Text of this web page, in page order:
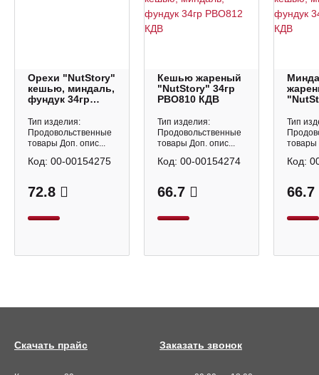
Орехи "NutStory"
кешью, миндаль,
фундук 34гр
Тип изделия:
Продовольственные
товары Доп. опис...
72.8
Код: 00-00154275
Кешью жареный
"NutStory" 34гр
РВО810 КДВ
Тип изделия:
Продовольственные
товары Доп. опис...
66.7
Код: 00-00154274
Тип
товары
66.7
Код:
Заказать звонок
Скачать прайс